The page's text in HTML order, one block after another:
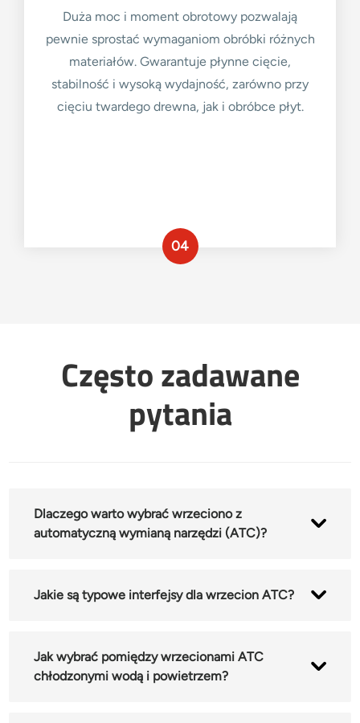
Duża moc i moment obrotowy pozwalają
pewnie sprostać wymaganiom obróbki różnych
materiałów. Gwarantuje płynne cięcie,
stabilność i wysoką wydajność, zarówno przy
cięciu twardego drewna, jak i obróbce płyt.
04
Często zadawane
pytania
Dlaczego warto wybrać wrzeciono z
automatyczną wymianą narzędzi (ATC)?
Może zaoszczędzić czas i zwiększyć wydajność
pracy, gwarantując jednocześnie dokładność
Jakie są typowe interfejsy dla wrzecion ATC?
Najpopularniejszymi interfejsami wrzecion ATC są
przede wszystkim serie ISO i BT.
Jak wybrać pomiędzy wrzecionami ATC
chłodzonymi wodą i powietrzem?